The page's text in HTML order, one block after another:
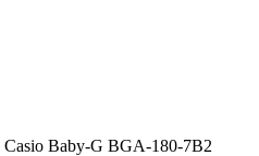
Baby-G BGA-180-7В2